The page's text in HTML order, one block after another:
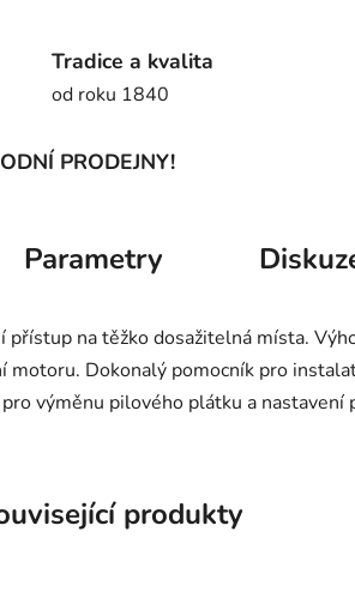
Tradice a kvalita
od roku 1840
PRODEJNY!
Parametry
na těžko dosažitelná místa.
motoru. Dokonalý pomocník pro
výměnu pilového plátku a nastavení
produkty